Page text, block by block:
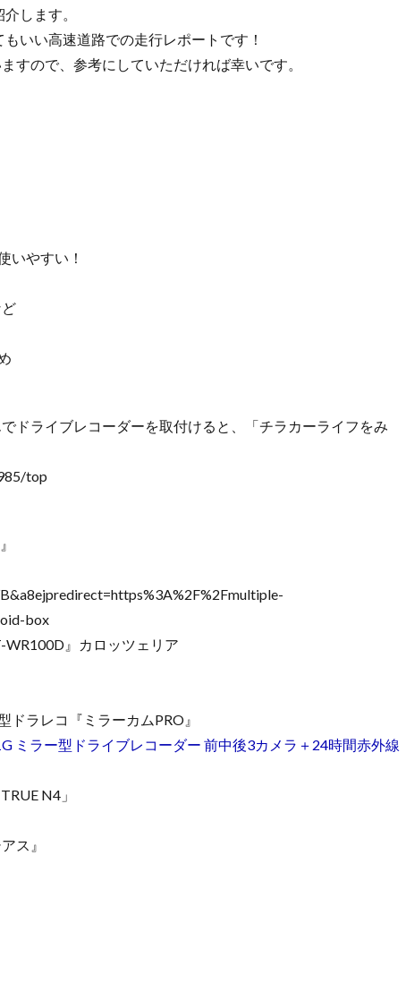
します。
いい高速道路での走行レポートです！
すので、参考にしていただければ幸いです。
いやすい！
ドライブレコーダーを取付けると、「チラカーライフをみ
top
box
』カロッツェリア
ラレコ『ミラーカムPRO』
ミラー型ドライブレコーダー 前中後3カメラ＋24時間赤外線
N4」
ス』